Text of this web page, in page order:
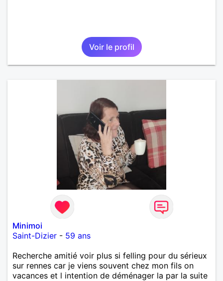
Voir le profil
Minimoi
Saint-Dizier - 59 ans
Recherche amitié voir plus si felling pour du sérieux
sur rennes car je viens souvent chez mon fils on
vacances et l intention de déménager la par la suite